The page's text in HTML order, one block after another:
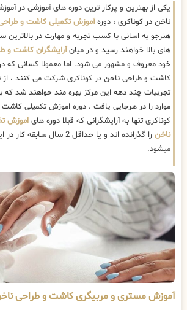
یکی از بهترین و پرکار ترین دوره های آموزشی در
ناخن در کوناکری ، دورهآموزش تکمیلی کاشت و
هنرجو به اسانی با کسب تجربه و مهارت در بالاترین
های بالا خواهند رسید و در میانآرایشگران کاشت و
خود معروف و مشهور می شود. اما معمولا کسانی که
کاشت و طراحی ناخن در کوناکری شرکت می کنند ، از
تجربیات چند دهه این مرکز بهره مند خواهند شد که
موارد را در هرجایی یافت . دوره اموزش تکمیلی
کوناکری تنها به آرایشگرانی که قبلا دوره های اموزش
ناخن
را گذرانده اند و یا حداقل 2
میشود.
آموزش مستری و مربیگری کاشت و طراحی